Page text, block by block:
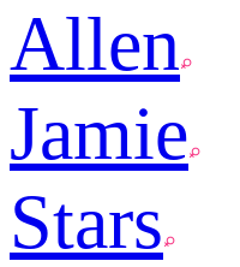
Allen
Jamie
Stars